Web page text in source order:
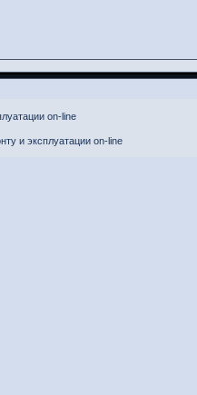
on-line
и эксплуатации on-line